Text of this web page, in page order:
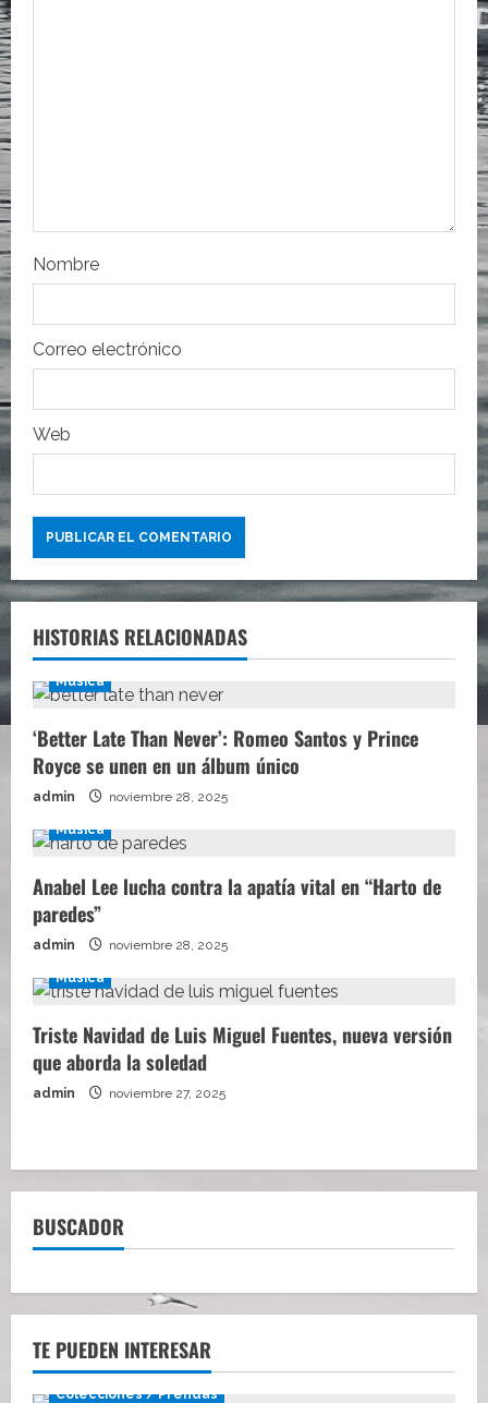
r
a
d
a
s
Nombre
Correo electrónico
Web
HISTORIAS RELACIONADAS
Música
‘Better Late Than Never’: Romeo Santos y Prince
Royce se unen en un álbum único
admin noviembre 28, 2025
Música
Anabel Lee lucha contra la apatía vital en “Harto de
paredes”
admin noviembre 28, 2025
Música
Triste Navidad de Luis Miguel Fuentes, nueva versión
que aborda la soledad
admin noviembre 27, 2025
BUSCADOR
TE PUEDEN INTERESAR
Colecciones / Prendas